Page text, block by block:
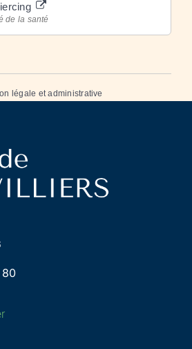
de la santé
légale et administrative